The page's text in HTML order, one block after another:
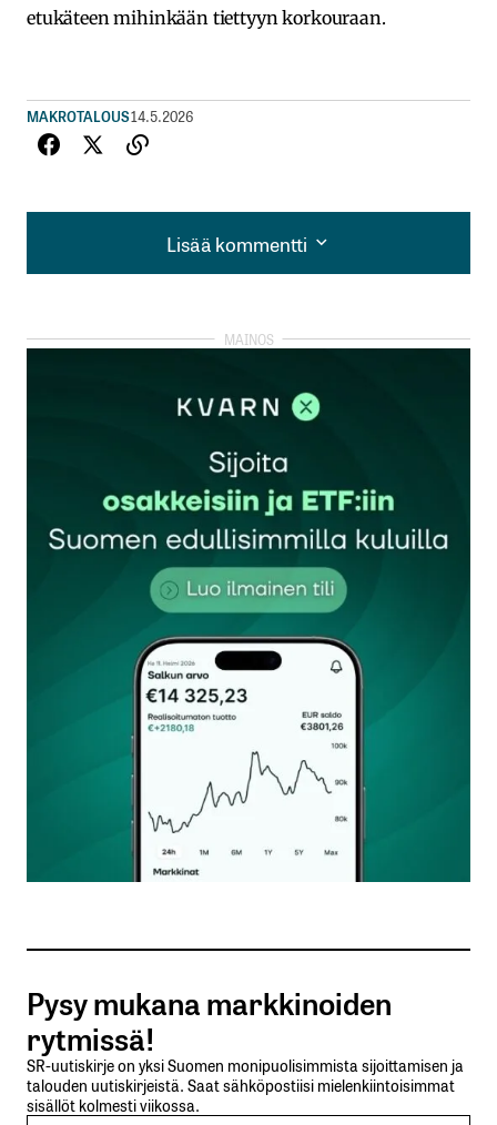
etukäteen mihinkään tiettyyn korkouraan.
MAKROTALOUS14.5.2026
Lisää kommentti
Lisää kommentti
kirjautua
rekisteröityä
Sähköpostiosoitettasi ei julkaista.Pakolliset
kentät on merkitty*
Kommentti*
Nimesi tai nimimerkkisi
Sähköpostiosoitteesi
Tilaa SalkunRakentajan uutiskirje
Lähetä kommentti
Pysy mukana markkinoiden
rytmissä!
SR-uutiskirje on yksi Suomen monipuolisimmista sijoittamisen ja
talouden uutiskirjeistä. Saat sähköpostiisi mielenkiintoisimmat
sisällöt kolmesti viikossa.